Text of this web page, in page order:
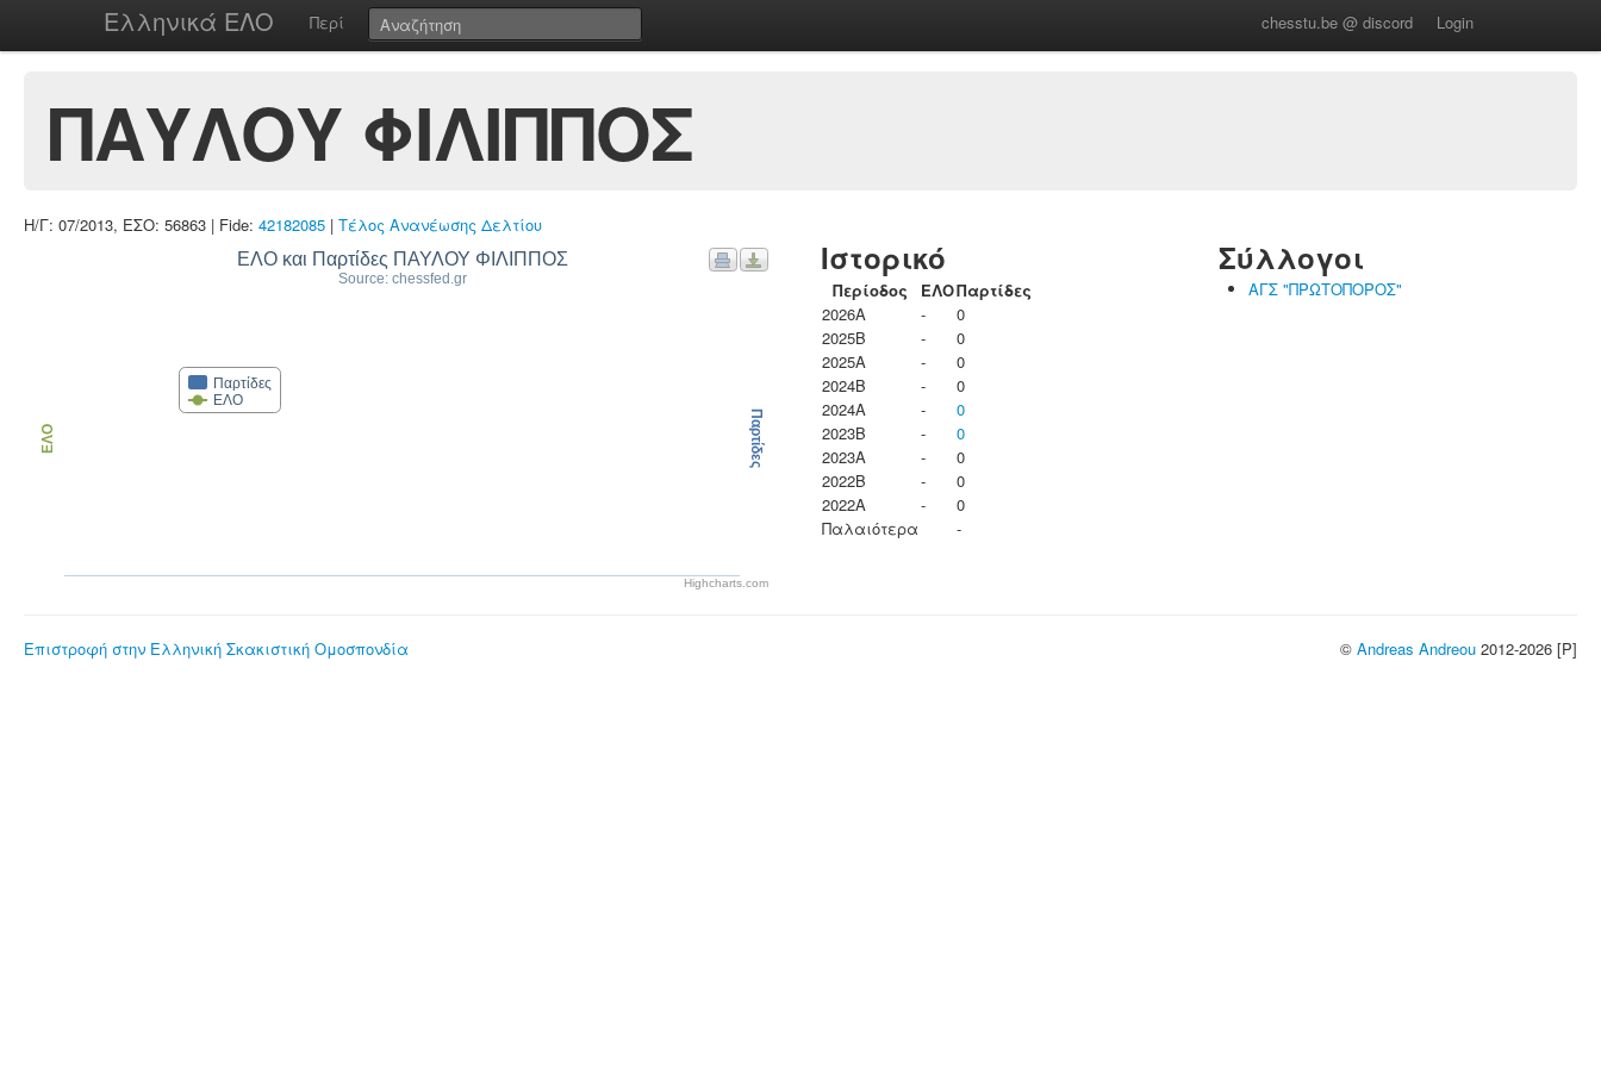
Ελληνικά ΕΛΟ Περί chesstu.be @ discord Login
ΠΑΥΛΟΥ ΦΙΛΙΠΠΟΣ
Η/Γ: 07/2013, ΕΣΟ: 56863 | Fide: 42182085 | Τέλος Ανανέωσης Δελτίου
ΕΛΟ και Παρτίδες ΠΑΥΛΟΥ ΦΙΛΙΠΠΟΣ
Source: chessfed.gr
Παρτίδες
ΕΛΟ
ΕΛΟ Παρτίδες
Highcharts.com
Ιστορικό
Περίοδος ΕΛΟΠαρτίδες
2026A
-
0
2025B
-
0
2025A
-
0
2024B
-
0
2024A
-
0
2023B
-
0
2023Α
-
0
2022B
-
0
2022A
-
0
Παλαιότερα
-
Σύλλογοι
ΑΓΣ "ΠΡΩΤΟΠΟΡΟΣ"
Επιστροφή στην Ελληνική Σκακιστική Ομοσπονδία © Andreas Andreou 2012-2026 [P]